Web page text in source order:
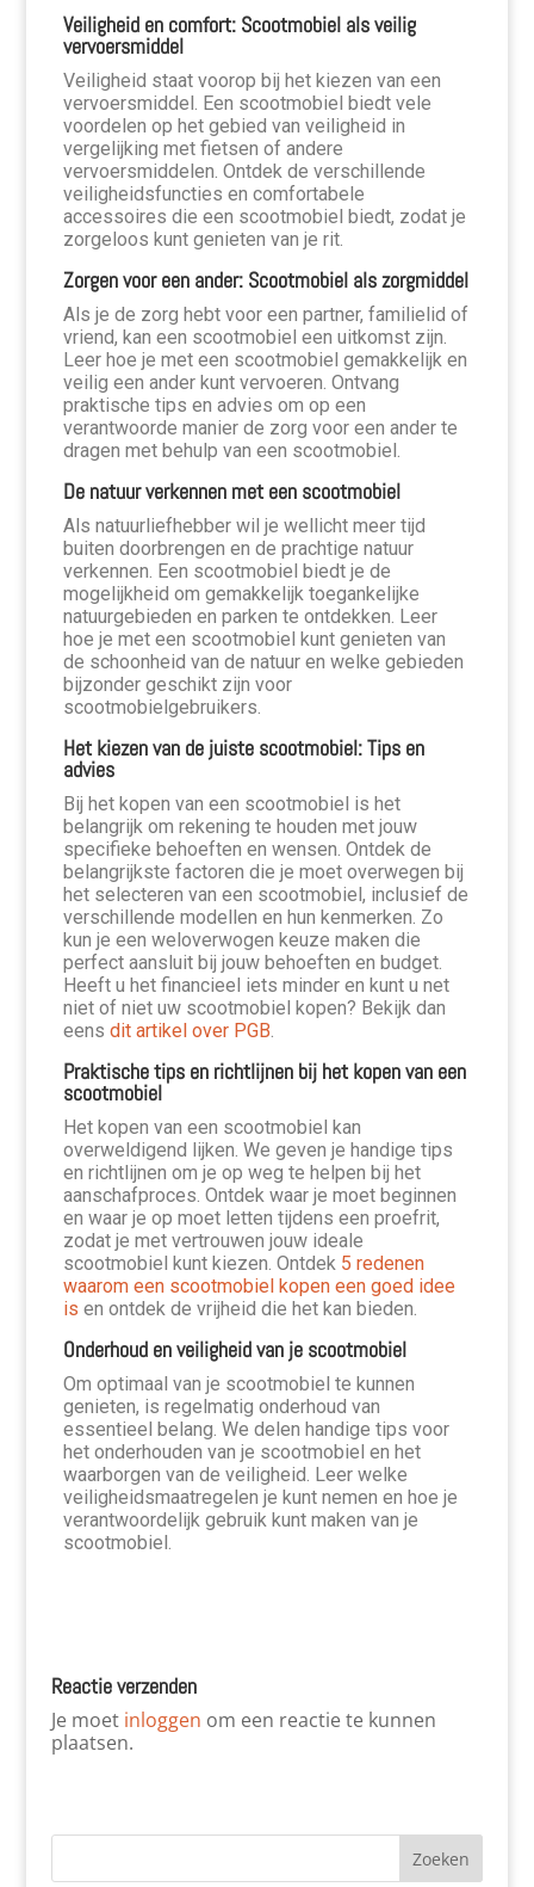
Veiligheid en comfort: Scootmobiel als veilig
vervoersmiddel
Veiligheid staat voorop bij het kiezen van een
vervoersmiddel. Een scootmobiel biedt vele
voordelen op het gebied van veiligheid in
vergelijking met fietsen of andere
vervoersmiddelen. Ontdek de verschillende
veiligheidsfuncties en comfortabele
accessoires die een scootmobiel biedt, zodat je
zorgeloos kunt genieten van je rit.
Zorgen voor een ander: Scootmobiel als zorgmiddel
Als je de zorg hebt voor een partner, familielid of
vriend, kan een scootmobiel een uitkomst zijn.
Leer hoe je met een scootmobiel gemakkelijk en
veilig een ander kunt vervoeren. Ontvang
praktische tips en advies om op een
verantwoorde manier de zorg voor een ander te
dragen met behulp van een scootmobiel.
De natuur verkennen met een scootmobiel
Als natuurliefhebber wil je wellicht meer tijd
buiten doorbrengen en de prachtige natuur
verkennen. Een scootmobiel biedt je de
mogelijkheid om gemakkelijk toegankelijke
natuurgebieden en parken te ontdekken. Leer
hoe je met een scootmobiel kunt genieten van
de schoonheid van de natuur en welke gebieden
bijzonder geschikt zijn voor
scootmobielgebruikers.
Het kiezen van de juiste scootmobiel: Tips en
advies
Bij het kopen van een scootmobiel is het
belangrijk om rekening te houden met jouw
specifieke behoeften en wensen. Ontdek de
belangrijkste factoren die je moet overwegen bij
het selecteren van een scootmobiel, inclusief de
verschillende modellen en hun kenmerken. Zo
kun je een weloverwogen keuze maken die
perfect aansluit bij jouw behoeften en budget.
Heeft u het financieel iets minder en kunt u net
niet of niet uw scootmobiel kopen? Bekijk dan
eens dit artikel over PGB.
Praktische tips en richtlijnen bij het kopen van een
scootmobiel
Het kopen van een scootmobiel kan
overweldigend lijken. We geven je handige tips
en richtlijnen om je op weg te helpen bij het
aanschafproces. Ontdek waar je moet beginnen
en waar je op moet letten tijdens een proefrit,
zodat je met vertrouwen jouw ideale
scootmobiel kunt kiezen. Ontdek 5 redenen
waarom een scootmobiel kopen een goed idee
is en ontdek de vrijheid die het kan bieden.
Onderhoud en veiligheid van je scootmobiel
Om optimaal van je scootmobiel te kunnen
genieten, is regelmatig onderhoud van
essentieel belang. We delen handige tips voor
het onderhouden van je scootmobiel en het
waarborgen van de veiligheid. Leer welke
veiligheidsmaatregelen je kunt nemen en hoe je
verantwoordelijk gebruik kunt maken van je
scootmobiel.
Reactie verzenden
Je moet inloggen om een reactie te kunnen
plaatsen.